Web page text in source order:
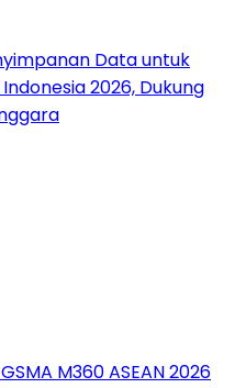
Data untuk
2026, Dukung
M360 ASEAN 2026